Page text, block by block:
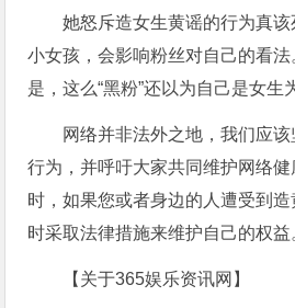
她怒斥造女生黄谣的行为真
小女孩，会影响粉丝对自己的看
是，这么“黑粉”还以为自己是女生
网络并非法外之地，我们应
行为，并呼吁大家共同维护网络健
时，如果您或者身边的人遭受到
时采取法律措施来维护自己的权益
【关于365娱乐资讯网】